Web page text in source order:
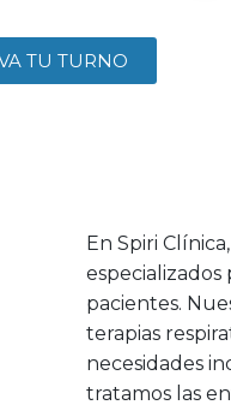
TU TURNO
En Spiri
pacientes.
terapias
necesidades
tratamos las